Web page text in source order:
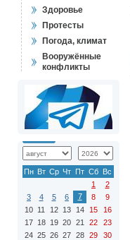
Здоровье
Протесты
Погода, климат
Вооружённые
конфликты
Пн Вт Ср Чт Пт Сб Вс
1
2
3
4 5 6 7 8
9
10 11 12 13 14 15
16
17 18 19 20 21 22
23
24 25 26 27 28 29
30